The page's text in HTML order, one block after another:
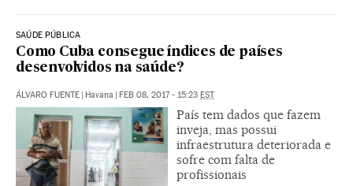
SAÚDE PÚBLICA
Como Cuba consegue índices de países
desenvolvidos na saúde?
ÁLVARO FUENTE | Havana | FEB 08, 2017 - 15:23 EST
País tem dados que fazem
inveja, mas possui
infraestrutura deteriorada e
sofre com falta de
profissionais